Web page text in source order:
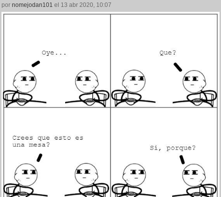
por nomejodan101 el 13 abr 2020, 10:07